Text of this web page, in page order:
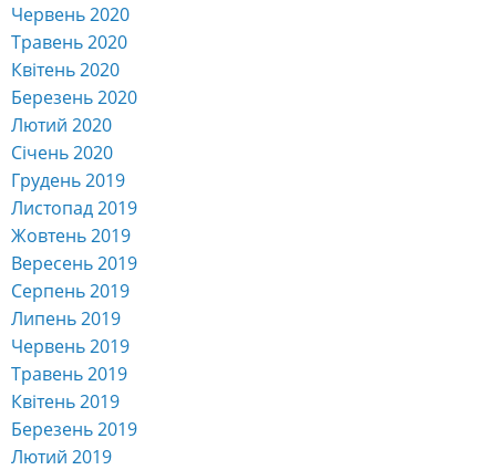
Червень 2020
Травень 2020
Квітень 2020
Березень 2020
Лютий 2020
Січень 2020
Грудень 2019
Листопад 2019
Жовтень 2019
Вересень 2019
Серпень 2019
Липень 2019
Червень 2019
Травень 2019
Квітень 2019
Березень 2019
Лютий 2019